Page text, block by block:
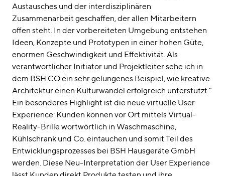
Austausches und der interdisziplinären
Zusammenarbeit geschaffen, der allen Mitarbeitern
offen steht. In der vorbereiteten Umgebung entstehen
Ideen, Konzepte und Prototypen in einer hohen Güte,
enormen Geschwindigkeit und Effektivität. Als
verantwortlicher Initiator und Projektleiter sehe ich in
dem BSH CO ein sehr gelungenes Beispiel, wie kreative
Architektur einen Kulturwandel erfolgreich unterstützt."
Ein besonderes Highlight ist die neue virtuelle User
Experience: Kunden können vor Ort mittels Virtual-
Reality-Brille wortwörtlich in Waschmaschine,
Kühlschrank und Co. eintauchen und somit Teil des
Entwicklungsprozesses bei BSH Hausgeräte GmbH
werden. Diese Neu-Interpretation der User Experience